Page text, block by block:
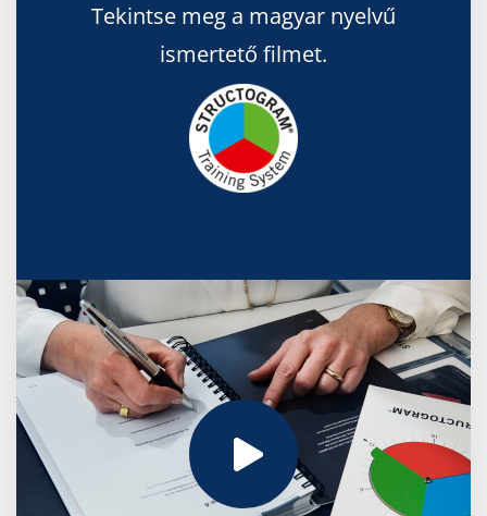
Tekintse meg a magyar nyelvű
ismertető filmet.